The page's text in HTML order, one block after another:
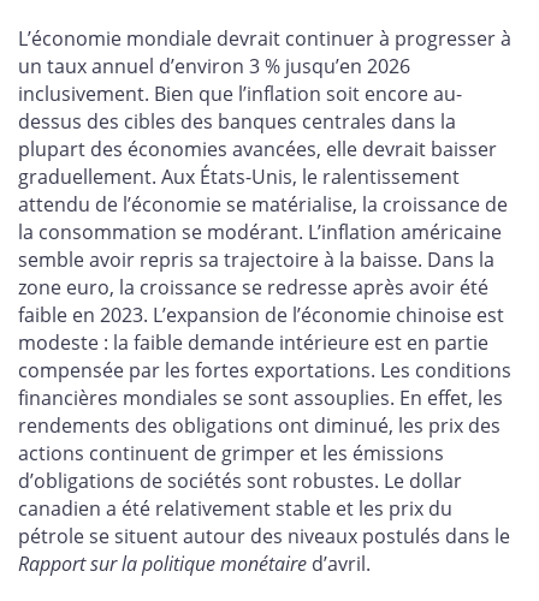
L’économie mondiale devrait continuer à progresser à
un taux annuel d’environ 3 % jusqu’en 2026
inclusivement. Bien que l’inflation soit encore au-
dessus des cibles des banques centrales dans la
plupart des économies avancées, elle devrait baisser
graduellement. Aux États-Unis, le ralentissement
attendu de l’économie se matérialise, la croissance de
la consommation se modérant. L’inflation américaine
semble avoir repris sa trajectoire à la baisse. Dans la
zone euro, la croissance se redresse après avoir été
faible en 2023. L’expansion de l’économie chinoise est
modeste : la faible demande intérieure est en partie
compensée par les fortes exportations. Les conditions
financières mondiales se sont assouplies. En effet, les
rendements des obligations ont diminué, les prix des
actions continuent de grimper et les émissions
d’obligations de sociétés sont robustes. Le dollar
canadien a été relativement stable et les prix du
pétrole se situent autour des niveaux postulés dans le
Rapport sur la politique monétaire d’avril.